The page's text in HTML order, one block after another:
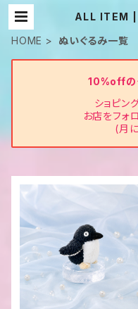
ALL
HOME
ぬいぐるみ一覧
10%offの
ショピン
お店をフォ
(月